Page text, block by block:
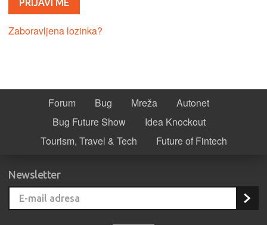
Zaboravljena lozinka?
Forum Bug Mreža
Autonet
Bug Future Show
Idea Knockout
Tourism, Travel & Tech
Future of Fintech
Newsletter